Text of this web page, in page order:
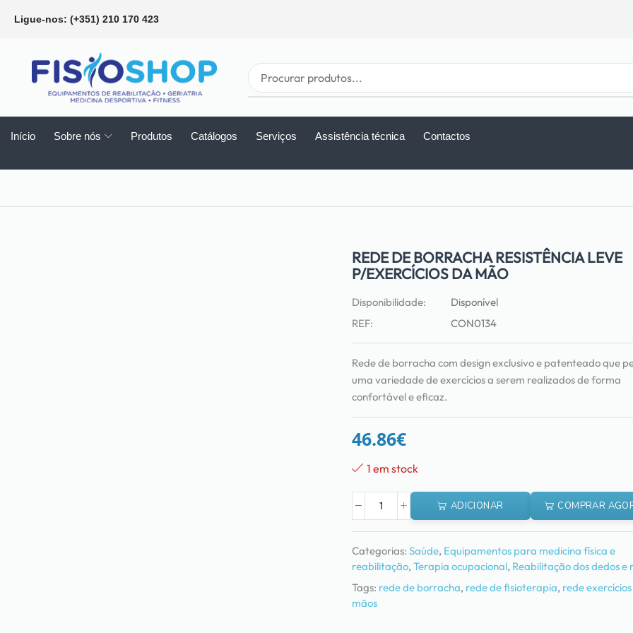
Ligue-nos: (+351) 210 170 423
Início Sobre nós Produtos Catálogos Serviços Assistência técnica Contactos
REDE DE BORRACHA RESISTÊNCIA LEVE
P/EXERCÍCIOS DA MÃO
Disponibilidade:
Disponível
REF:
CON0134
Rede de borracha com design exclusivo e patenteado que
uma variedade de exercícios a serem realizados de forma
confortável e eficaz.
46.86€
1 em stock
ADICIONAR COMPRAR
Categorias: Saúde, Equipamentos para medicina física e
reabilitação, Terapia ocupacional, Reabilitação dos dedos e
Tags: rede de borracha, rede de fisioterapia, rede
mãos